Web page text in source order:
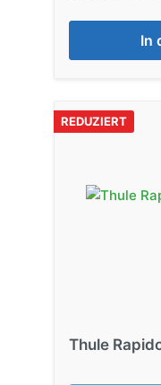
In
REDUZIERT
Thule